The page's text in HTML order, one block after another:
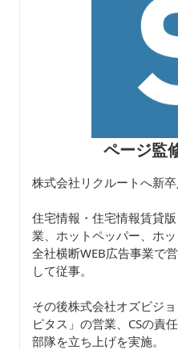
ページ監
株式会社リクルートへ新卒
住宅情報・住宅情報賃貸
業、ホットペッパー、ホ
全社横断WEB広告事業で
して従事。
その後株式会社オズビジ
ピタス」の営業、CSの責
部隊を立ち上げを実施。